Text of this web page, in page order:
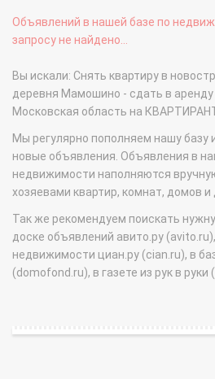
Объявлений в нашей базе по
запросу не найдено...
Вы искали: Снять квартиру в
деревня Мамошино - сдать в
Московская область на
Мы регулярно пополняем нашу базу
новые объявления. Объявления в
недвижимости наполняются
хозяевами квартир, комнат, домов
Так же рекомендуем поискать
доске объявлений авито.ру
недвижимости циан.ру (cian.ru), в
(domofond.ru), в газете из рук в руки